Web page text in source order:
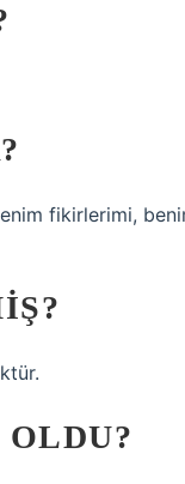
fikirlerimi,
OLDU?